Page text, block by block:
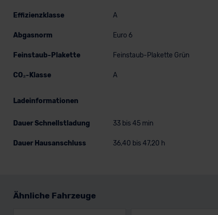
Effizienzklasse A
Abgasnorm Euro 6
Feinstaub-Plakette Feinstaub-Plakette Grün
CO₂-Klasse A
Ladeinformationen
Dauer Schnellstladung 33 bis 45 min
Dauer Hausanschluss 36,40 bis 47,20 h
Ähnliche Fahrzeuge